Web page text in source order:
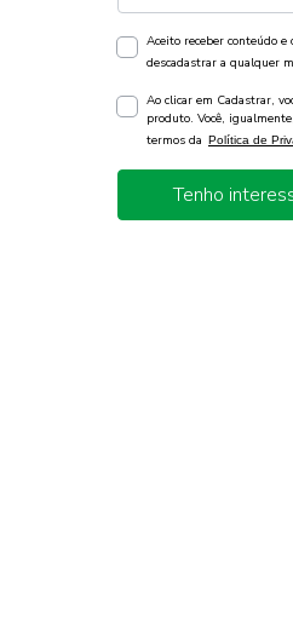
Aceito receber conteúdo
descadastrar a qualquer
Ao clicar em Cadastrar,
produto. Você,
termos da Política de
Tenho